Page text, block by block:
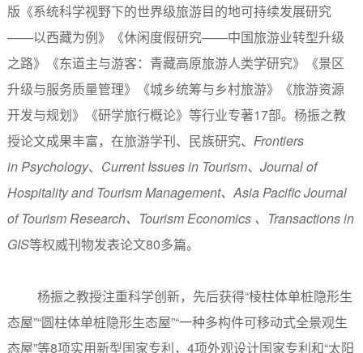
版《系统科学视野下的世界级旅游目的地可持续发展研究
——以西藏为例》《休闲度假研究——中国旅游业转型升级
之路》《东道主与游客：青藏高原旅游人类学研究》《景区
升级与服务质量管理》《城乡统筹与乡村旅游》《旅游资源
开发与规划》《研学旅行概论》等行业专著17部。杨振之教
授论文成果丰富，在旅游学刊、民族研究、 Frontiers
inPsychology、 Current Issues in Tourism、 Journal of
Hospitality and Tourism Management、Asia Pacific Journal
of Tourism Research、 Tourism Economics 、 Transactions in
GIS等权威刊物发表论文80多篇。
杨振之教授注重科学创新，先后获得“棱柱体单桩隐形生
态屋”“圆柱体单桩隐形生态屋”“一种多构件可移动式全景观生
态屋”等8项实用新型国家专利，4项外观设计国家专利和“太阳